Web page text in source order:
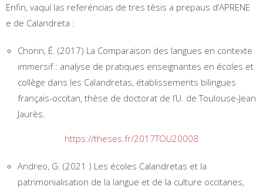
Enfin, vaquí las referéncias de tres tèsis a prepaus d’APRENE
e de Calandreta :
Chorin, É. (2017) La Comparaison des langues en contexte
immersif : analyse de pratiques enseignantes en écoles et
collège dans les Calandretas, établissements bilingues
français-occitan, thèse de doctorat de l’U. de Toulouse-Jean
Jaurès.
https://theses.fr/2017TOU20008
Andreo, G. (2021 ) Les écoles Calandretas et la
patrimonialisation de la langue et de la culture occitanes,